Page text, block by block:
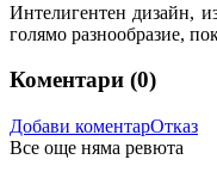
Интелигентен дизайн,
голямо разнообразие,
Коментари (0)
Добави коментарОтказ
Все още няма ревюта